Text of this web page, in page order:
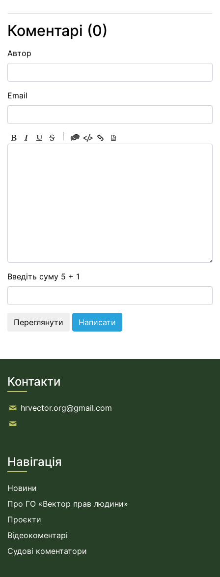
Коментарі (0)
Автор
Email
-
-
Введіть суму 5 + 1
Контакти
hrvector.org@gmail.com
Навігація
Новини
Про ГО «Вектор прав людини»
Проєкти
Відеокоментарі
Судові коментатори